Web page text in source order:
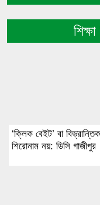
‘ক্লিক বেইট’ বা
শিরোনাম নয়: ডিসি গাজীপুর